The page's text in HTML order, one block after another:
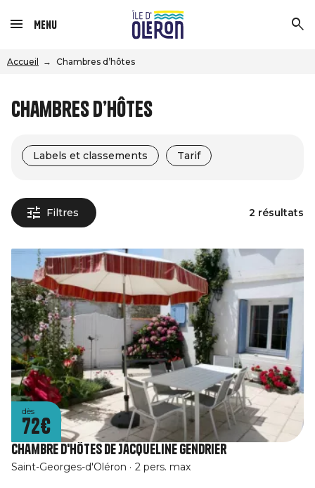
Menu
Accueil Chambres d’hôtes
Chambres d’hôtes
Labels et classements Tarif
Filtres 2 résultats
dès
72€
Chambre d'hôtes de Jacqueline Gendrier
Saint-Georges-d'Oléron 2 pers. max